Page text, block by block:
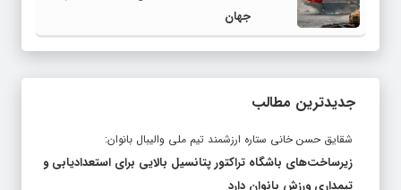
جهان
جدیدترین مطالب
شقایق حسن خانی ستاره ارزشمند تیم ملی والیبال بانوان:
زیرساخت‌های باشگاه تراکتور پتانسیل بالایی برای استعدادیابی و
تیمداری ورزش بانوان دارد